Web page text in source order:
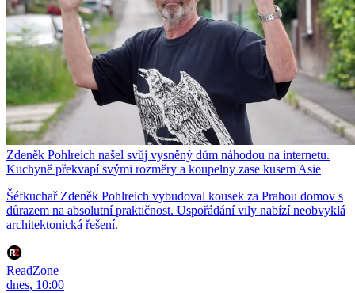
Zdeněk Pohlreich našel svůj vysněný dům náhodou na internetu.
Kuchyně překvapí svými rozměry a koupelny zase kusem Asie
Šéfkuchař Zdeněk Pohlreich vybudoval kousek za Prahou domov s
důrazem na absolutní praktičnost. Uspořádání vily nabízí neobvyklá
architektonická řešení.
ReadZone
dnes, 10:00